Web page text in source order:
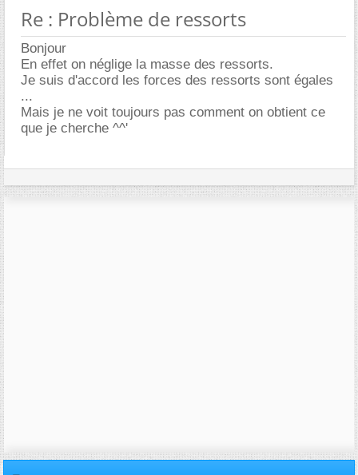
Re : Problème de ressorts
Bonjour
En effet on néglige la masse des ressorts.
Je suis d'accord les forces des ressorts sont égales
...
Mais je ne voit toujours pas comment on obtient ce
que je cherche ^^'